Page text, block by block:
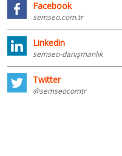
Facebook
semseo.com.tr
Linkedin
semseo-danışmanlık
Twitter
@semseocomtr